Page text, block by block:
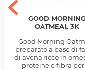
GOOD MORNING
OATMEAL 3K
Good Morning
preparato a base di
di avena ricco in
proteine e fibra per